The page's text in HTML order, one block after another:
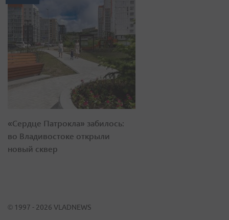
«Сердце Патрокла» забилось:
во Владивостоке открыли
новый сквер
© 1997 - 2026 VLADNEWS